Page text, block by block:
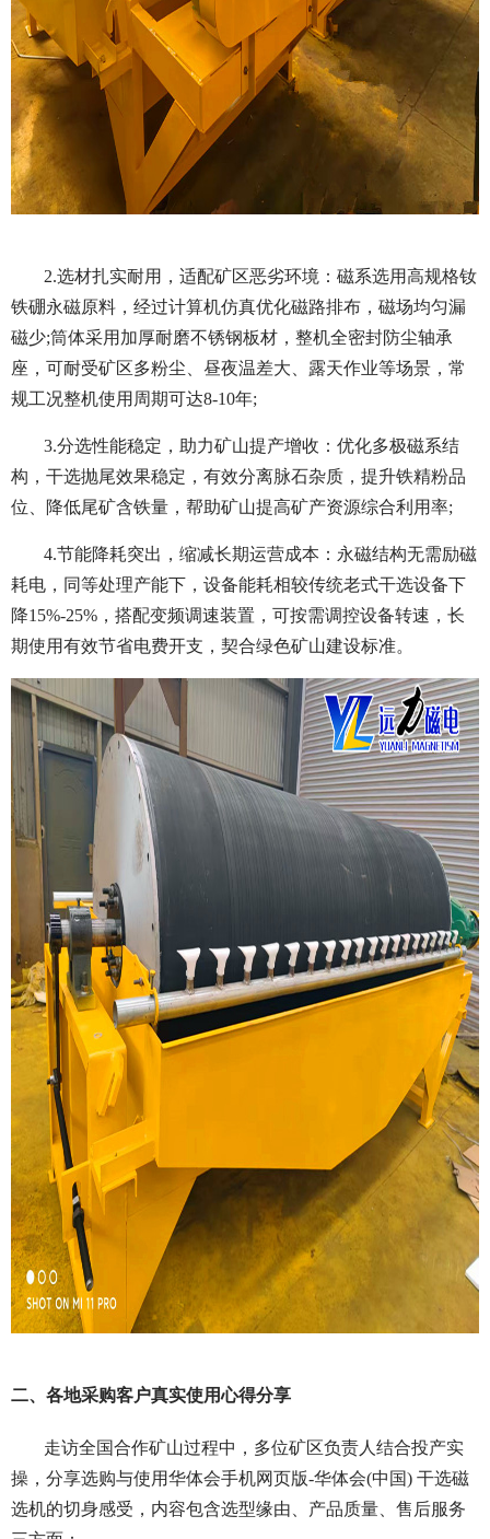
2.选材扎实耐用，适配矿区恶劣环境：磁系选用高规格钕
铁硼永磁原料，经过计算机仿真优化磁路排布，磁场均匀漏
磁少;筒体采用加厚耐磨不锈钢板材，整机全密封防尘轴承
座，可耐受矿区多粉尘、昼夜温差大、露天作业等场景，常
规工况整机使用周期可达8-10年;
3.分选性能稳定，助力矿山提产增收：优化多极磁系结
构，干选抛尾效果稳定，有效分离脉石杂质，提升铁精粉品
位、降低尾矿含铁量，帮助矿山提高矿产资源综合利用率;
4.节能降耗突出，缩减长期运营成本：永磁结构无需励磁
耗电，同等处理产能下，设备能耗相较传统老式干选设备下
降15%-25%，搭配变频调速装置，可按需调控设备转速，长
期使用有效节省电费开支，契合绿色矿山建设标准。
二、各地采购客户真实使用心得分享
走访全国合作矿山过程中，多位矿区负责人结合投产实
操，分享选购与使用华体会手机网页版-华体会(中国) 干选磁
选机的切身感受，内容包含选型缘由、产品质量、售后服务